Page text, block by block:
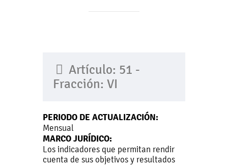
Artículo: 51 -
Fracción: VI
PERIODO DE ACTUALIZACIÓN:
Mensual
MARCO JURÍDICO:
Los indicadores que permitan rendir
cuenta de sus objetivos y resultados